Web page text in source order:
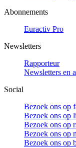
Abonnements
Euractiv Pro
Newsletters
Rapporteur
Newsletters en
Social
Bezoek ons op
Bezoek ons op
Bezoek ons op
Bezoek ons op
Bezoek ons op